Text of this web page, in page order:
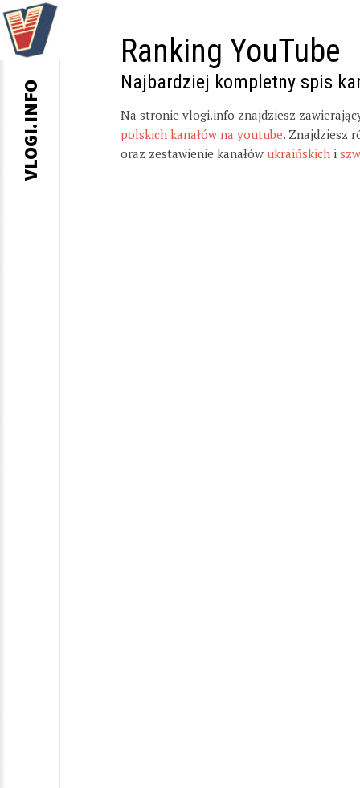
Ranking YouTube
Najbardziej kompletny spis
Na stronie vlogi.info znajdziesz
polskich kanałów na youtube. Znajdziesz
oraz zestawienie kanałów ukraińskich i
VLOGI.INFO